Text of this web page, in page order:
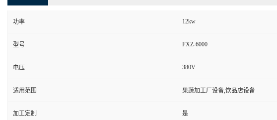
功率 12kw
型号 FXZ-6000
电压 380V
适用范围 果蔬加工厂设备,饮品店设备
加工定制 是